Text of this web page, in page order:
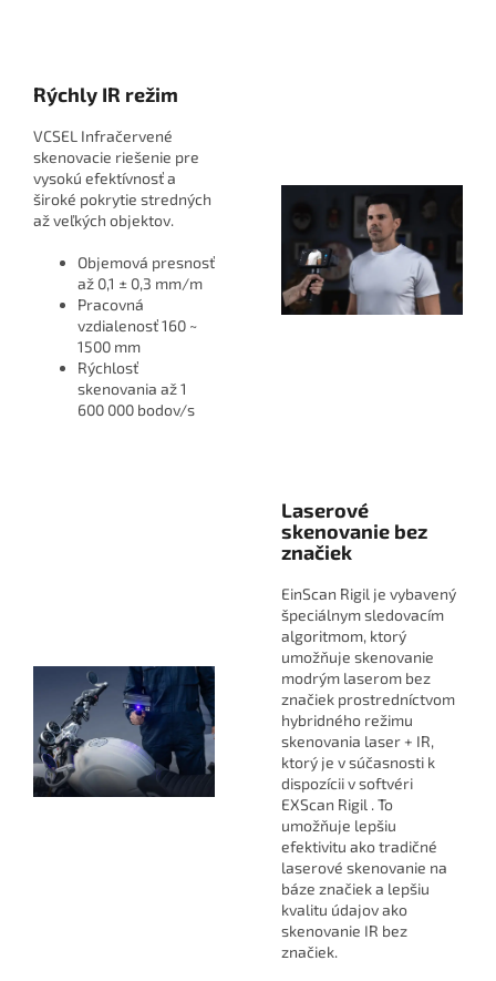
Rýchly IR režim
VCSEL Infračervené
skenovacie riešenie pre
vysokú efektívnosť a
široké pokrytie stredných
až veľkých objektov.
Objemová presnosť
až 0,1 ± 0,3 mm/m
Pracovná
vzdialenosť 160 ~
1500 mm
Rýchlosť
skenovania až 1
600 000 bodov/s
Laserové
skenovanie bez
značiek
EinScan Rigil je vybavený
špeciálnym sledovacím
algoritmom, ktorý
umožňuje skenovanie
modrým laserom bez
značiek prostredníctvom
hybridného režimu
skenovania laser + IR,
ktorý je v súčasnosti k
dispozícii v softvéri
EXScan Rigil . To
umožňuje lepšiu
efektivitu ako tradičné
laserové skenovanie na
báze značiek a lepšiu
kvalitu údajov ako
skenovanie IR bez
značiek.